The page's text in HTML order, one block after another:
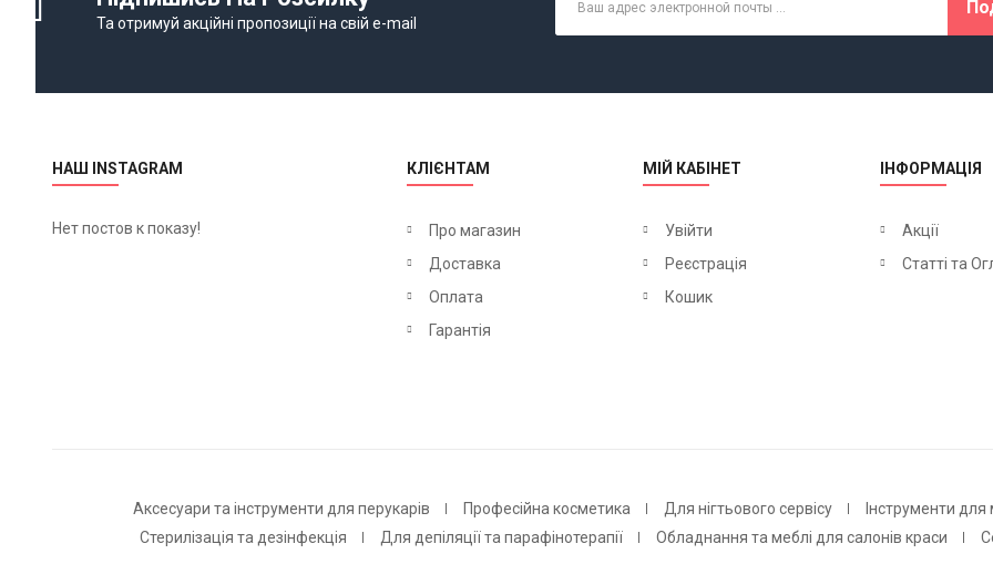
Та отримуй акційні пропозиції на свій e-mail
НАШ INSTAGRAM
Нет постов к показу!
КЛІЄНТАМ
Про магазин
Доставка
Оплата
Гарантія
МІЙ КАБІНЕТ
Увійти
Реєстрація
Кошик
ІНФОРМАЦІЯ
Акції
Статті та
Аксесуари та інструменти для перукарів Професійна косметика Для нігтьового сервісу
Інструменти
Стерилізація та дезінфекція
Для депіляції та парафінотерапії Обладнання та меблі для салонів краси